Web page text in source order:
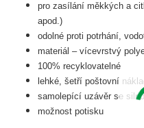
pro zasílání měkkých a
apod.)
odolné proti potrhání,
materiál – vícevrstvý
100% recyklovatelné
lehké, šetří poštovní
samolepící uzávěr se
možnost potisku